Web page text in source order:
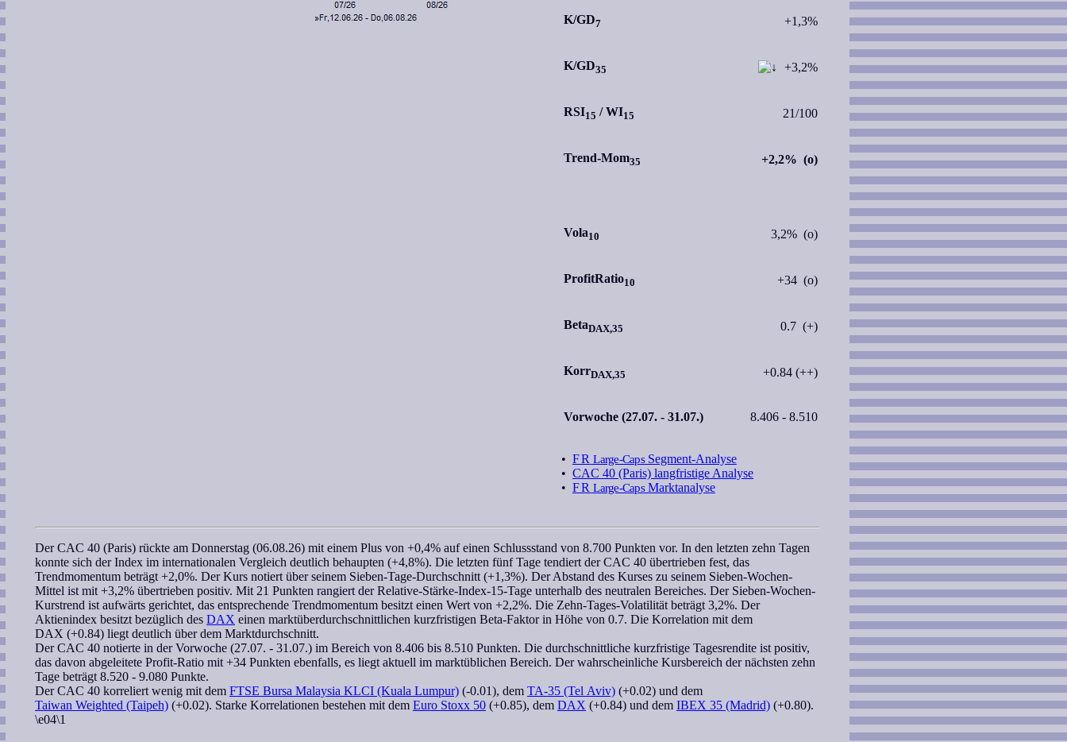
K/GD7 +1,3%
K/GD35 +3,2%
RSI15 /WI15 21/100
Trend-Mom35 +2,2% (o)
Vola10 3,2% (o)
ProfitRatio10 +34 (o)
BetaDAX,35 0.7 (+)
KorrDAX,35 +0.84 (++)
Vorwoche (27.07. - 31.07.) 8.406 - 8.510
• FR Large-CapsSegment-Analyse
• CAC 40 (Paris) langfristige Analyse
• FR Large-CapsMarktanalyse
DerCAC 40 (Paris) rückte am Donnerstag (06.08.26) mit einem Plus von +0,4% auf einen Schlussstand von 8.700 Punkten vor. In den letzten zehn Tagen
konnte sich der Index im internationalen Vergleich deutlich behaupten (+4,8%). Die letzten fünf Tage tendiert derCAC 40 übertrieben fest, das
Trendmomentum beträgt +2,0%. Der Kurs notiert über seinem Sieben-Tage-Durchschnitt (+1,3%). Der Abstand des Kurses zu seinem Sieben-Wochen-
Mittel ist mit +3,2% übertrieben positiv. Mit 21 Punkten rangiert derRelative-Stärke-Index-15-Tage unterhalb des neutralen Bereiches. Der Sieben-Wochen-
Kurstrend ist aufwärts gerichtet, das entsprechende Trendmomentum besitzt einen Wert von +2,2%. Die Zehn-Tages-Volatilität beträgt 3,2%. Der
Aktienindex besitzt bezüglich des DAX einen marktüberdurchschnittlichen kurzfristigen Beta-Faktorin Höhe von 0.7. Die Korrelation mit dem
DAX (+0.84) liegt deutlich über dem Marktdurchschnitt.
DerCAC 40 notierte in der Vorwoche (27.07. - 31.07.) im Bereich von 8.406 bis 8.510 Punkten. Die durchschnittliche kurzfristige Tagesrendite ist positiv,
das davon abgeleitete Profit-Ratio mit +34 Punkten ebenfalls, es liegt aktuell im marktüblichen Bereich. Derwahrscheinliche Kursbereich der nächsten zehn
Tage beträgt 8.520 - 9.080 Punkte.
DerCAC 40 korreliert wenig mit dem FTSE Bursa Malaysia KLCI (Kuala Lumpur) (-0.01), dem TA-35 (Tel Aviv) (+0.02) und dem
Taiwan Weighted (Taipeh) (+0.02). Starke Korrelationen bestehen mit dem Euro Stoxx 50 (+0.85), dem DAX (+0.84) und dem IBEX 35 (Madrid) (+0.80).
\e04\1